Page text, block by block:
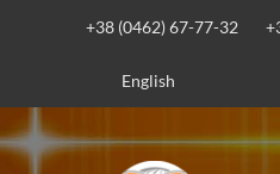
+38 (0462) 67-77-32
English